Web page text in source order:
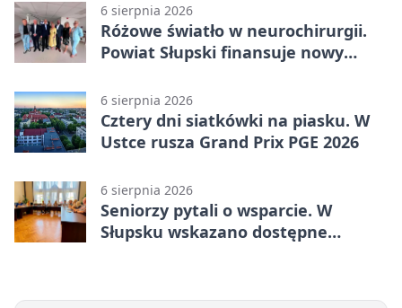
6 sierpnia 2026
Różowe światło w neurochirurgii.
Powiat Słupski finansuje nowy
6 sierpnia 2026
Cztery dni siatkówki na piasku. W
Ustce rusza Grand Prix PGE 2026
6 sierpnia 2026
Seniorzy pytali o wsparcie. W
Słupsku wskazano dostępne